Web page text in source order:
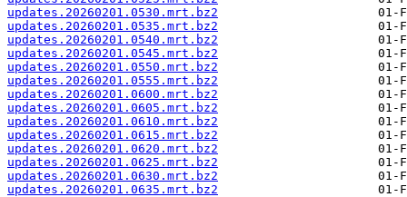
updates.20260201.0530.mrt.bz2
updates.20260201.0535.mrt.bz2
updates.20260201.0540.mrt.bz2
updates.20260201.0545.mrt.bz2
updates.20260201.0550.mrt.bz2
updates.20260201.0555.mrt.bz2
updates.20260201.0600.mrt.bz2
updates.20260201.0605.mrt.bz2
updates.20260201.0610.mrt.bz2
updates.20260201.0615.mrt.bz2
updates.20260201.0620.mrt.bz2
updates.20260201.0625.mrt.bz2
updates.20260201.0630.mrt.bz2
updates.20260201.0635.mrt.bz2